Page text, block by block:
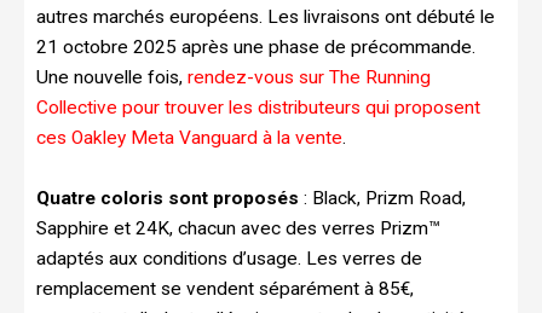
autres marchés européens. Les livraisons ont débuté le
21 octobre 2025 après une phase de précommande.
Une nouvelle fois, rendez-vous sur The Running
Collective pour trouver les distributeurs qui proposent
ces Oakley Meta Vanguard à la vente.
Quatre coloris sont proposés : Black, Prizm Road,
Sapphire et 24K, chacun avec des verres Prizm™
adaptés aux conditions d’usage. Les verres de
remplacement se vendent séparément à 85€,